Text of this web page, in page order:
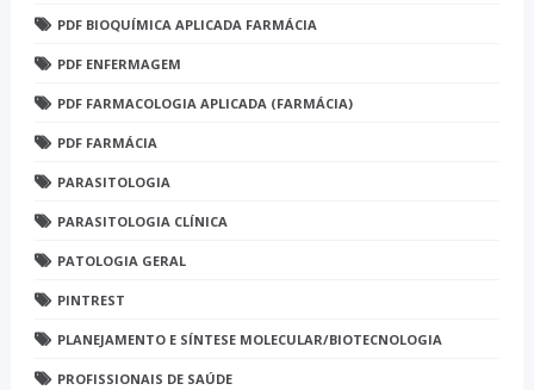
PDF BIOQUÍMICA APLICADA FARMÁCIA
PDF ENFERMAGEM
PDF FARMACOLOGIA APLICADA (FARMÁCIA)
PDF FARMÁCIA
PARASITOLOGIA
PARASITOLOGIA CLÍNICA
PATOLOGIA GERAL
PINTREST
PLANEJAMENTO E SÍNTESE MOLECULAR/BIOTECNOLOGIA
PROFISSIONAIS DE SAÚDE